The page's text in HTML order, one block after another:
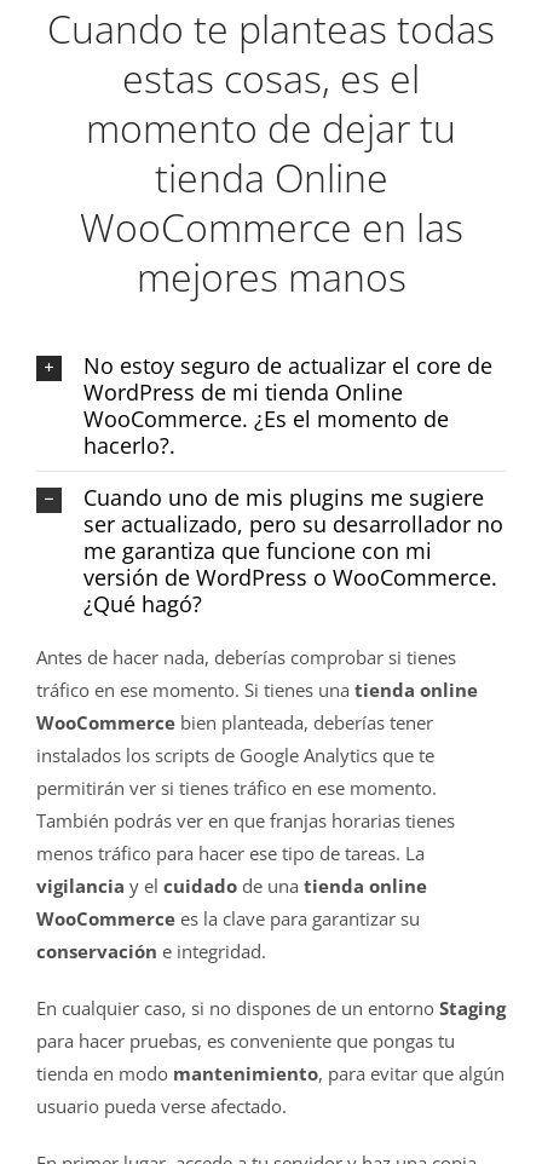
Cuando te planteas todas
estas cosas, es el
momento de dejar tu
tienda Online
WooCommerce en las
mejores manos
No estoy seguro de actualizar el core de
WordPress de mi tienda Online
WooCommerce. ¿Es el momento de
hacerlo?.
Cuando uno de mis plugins me sugiere
ser actualizado, pero su desarrollador no
me garantiza que funcione con mi
versión de WordPress o WooCommerce.
¿Qué hagó?
Antes de hacer nada, deberías comprobar si tienes
tráfico en ese momento. Si tienes una tienda online
WooCommercebien planteada, deberías tener
instalados los scripts de Google Analytics que te
permitirán ver si tienes tráfico en ese momento.
También podrás ver en que franjas horarias tienes
menos tráfico para hacer ese tipo de tareas. La
vigilancia y el cuidado de una tienda online
WooCommercees la clave para garantizar su
conservación e integridad.
En cualquier caso, si no dispones de un entorno Staging
para hacer pruebas, es conveniente que pongas tu
tienda en modo mantenimiento, para evitar que algún
usuario pueda verse afectado.